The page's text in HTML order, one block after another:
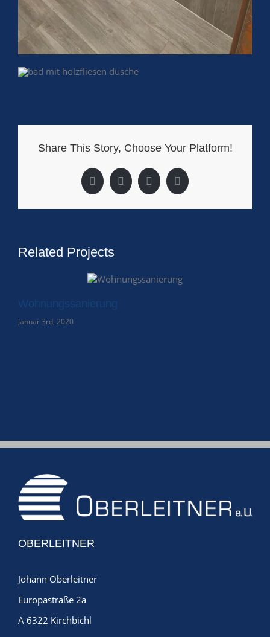
Share This Story, Choose Your Platform!
Facebook
X LinkedInPinterest
Related Projects
Wohnungssanierung
Januar 3rd, 2020
OBERLEITNER
Johann Oberleitner
Europastraße 2a
A 6322 Kirchbichl